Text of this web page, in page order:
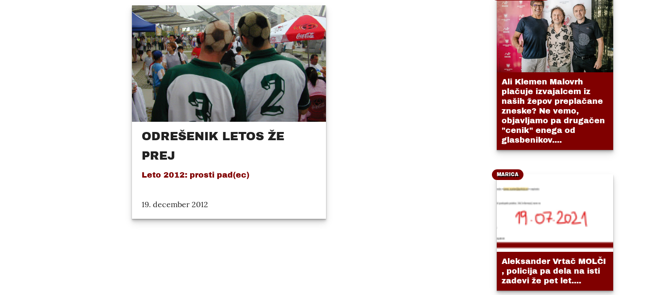
ODREŠENIK LETOS ŽE
PREJ
Leto 2012: prosti pad(ec)
19. december 2012
Ali Klemen Malovrh
plačuje izvajalcem iz
naših žepov preplačane
zneske? Ne vemo,
objavljamo pa drugačen
"cenik" enega od
glasbenikov....
MARICA
Aleksander Vrtač MOLČI
, policija pa dela na isti
zadevi že pet let....